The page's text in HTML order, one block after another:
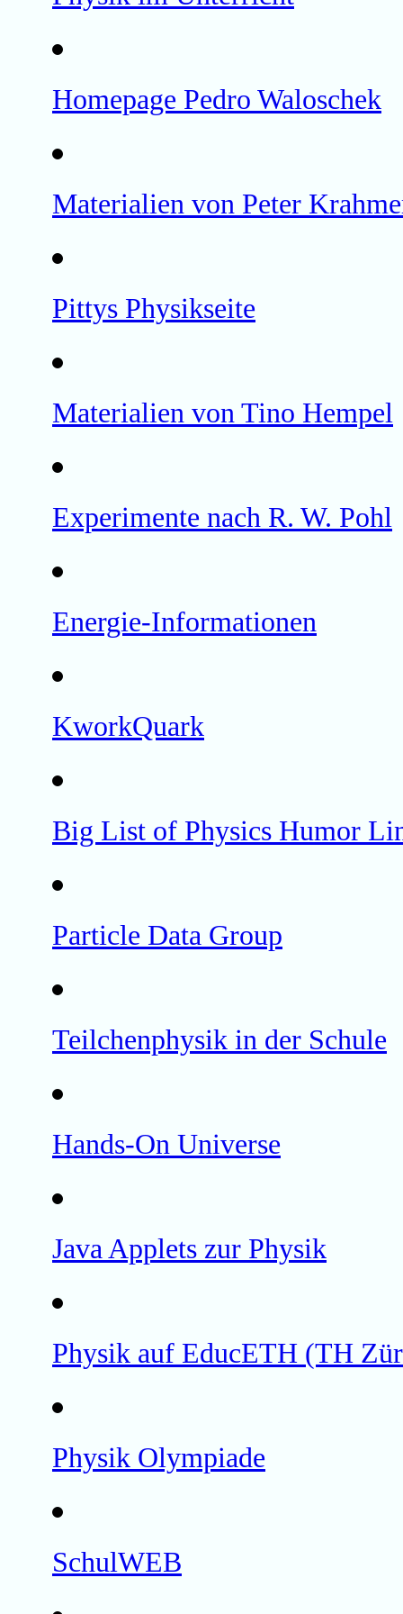
Homepage Pedro Waloschek
Materialien von Peter
Pittys Physikseite
Materialien von Tino Hempel
Experimente nach R. W. Pohl
Energie-Informationen
KworkQuark
Big List of Physics Humor
Particle Data Group
Teilchenphysik in der Schule
Hands-On Universe
Java Applets zur Physik
Physik auf EducETH (TH
Physik Olympiade
SchulWEB